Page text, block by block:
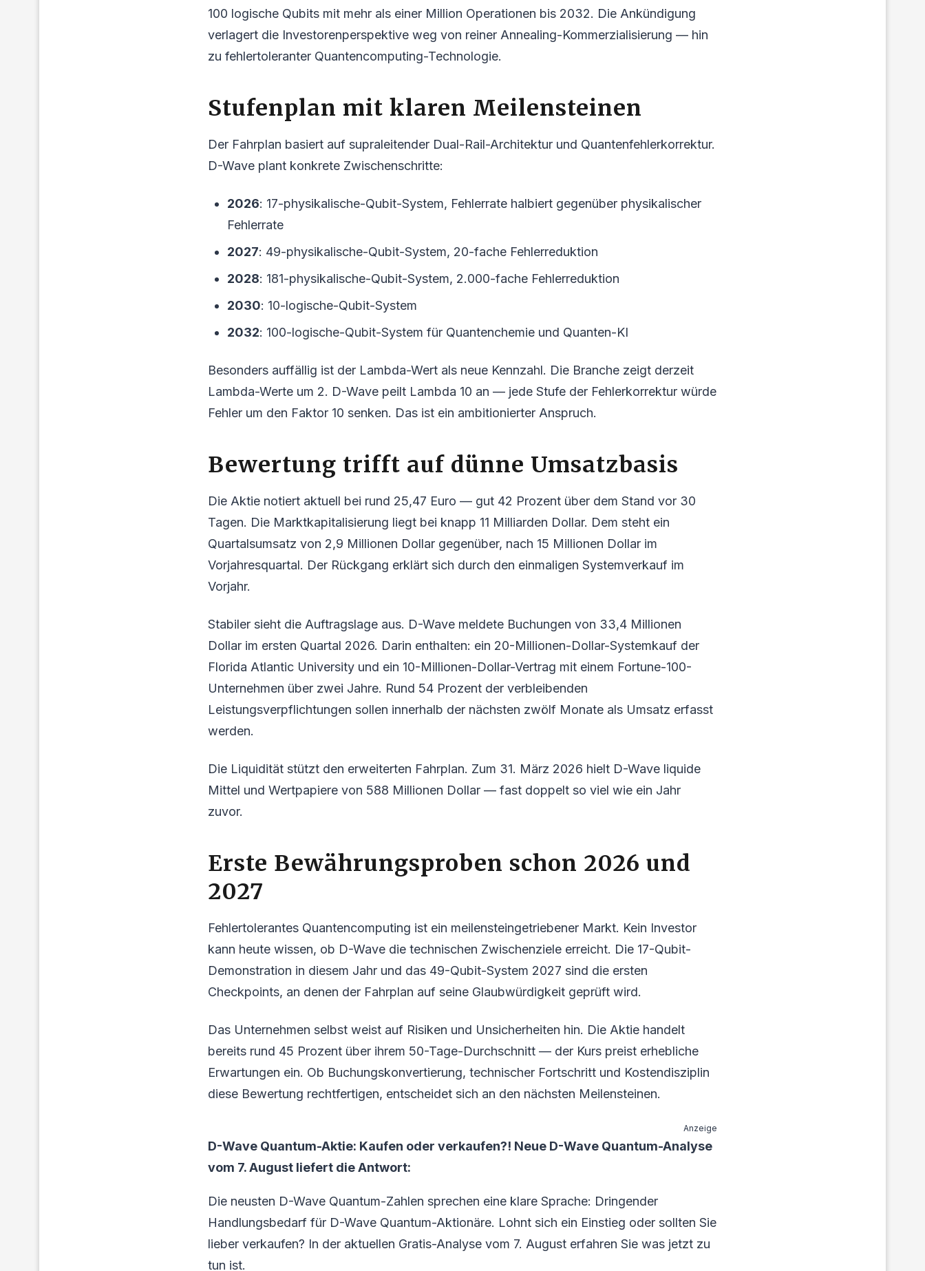
100 logische Qubits mit mehr als einer Million Operationen bis 2032. Die Ankündigung
verlagert die Investorenperspektive weg von reiner Annealing-Kommerzialisierung — hin
zu fehlertoleranter Quantencomputing-Technologie.
Stufenplan mit klaren Meilensteinen
Der Fahrplan basiert auf supraleitender Dual-Rail-Architektur und Quantenfehlerkorrektur.
D-Wave plant konkrete Zwischenschritte:
2026: 17-physikalische-Qubit-System, Fehlerrate halbiert gegenüber physikalischer
Fehlerrate
2027: 49-physikalische-Qubit-System, 20-fache Fehlerreduktion
2028: 181-physikalische-Qubit-System, 2.000-fache Fehlerreduktion
2030: 10-logische-Qubit-System
2032: 100-logische-Qubit-System für Quantenchemie und Quanten-KI
Besonders auffällig ist der Lambda-Wert als neue Kennzahl. Die Branche zeigt derzeit
Lambda-Werte um 2. D-Wave peilt Lambda 10 an — jede Stufe der Fehlerkorrektur würde
Fehler um den Faktor 10 senken. Das ist ein ambitionierter Anspruch.
Bewertung trifft auf dünne Umsatzbasis
Die Aktie notiert aktuell bei rund 25,47 Euro — gut 42 Prozent über dem Stand vor 30
Tagen. Die Marktkapitalisierung liegt bei knapp 11 Milliarden Dollar. Dem steht ein
Quartalsumsatz von 2,9 Millionen Dollar gegenüber, nach 15 Millionen Dollar im
Vorjahresquartal. Der Rückgang erklärt sich durch den einmaligen Systemverkauf im
Vorjahr.
Stabiler sieht die Auftragslage aus. D-Wave meldete Buchungen von 33,4 Millionen
Dollar im ersten Quartal 2026. Darin enthalten: ein 20-Millionen-Dollar-Systemkauf der
Florida Atlantic University und ein 10-Millionen-Dollar-Vertrag mit einem Fortune-100-
Unternehmen über zwei Jahre. Rund 54 Prozent der verbleibenden
Leistungsverpflichtungen sollen innerhalb der nächsten zwölf Monate als Umsatz erfasst
werden.
Die Liquidität stützt den erweiterten Fahrplan. Zum 31. März 2026 hielt D-Wave liquide
Mittel und Wertpapiere von 588 Millionen Dollar — fast doppelt so viel wie ein Jahr
zuvor.
Erste Bewährungsproben schon 2026 und
2027
Fehlertolerantes Quantencomputing ist ein meilensteingetriebener Markt. Kein Investor
kann heute wissen, ob D-Wave die technischen Zwischenziele erreicht. Die 17-Qubit-
Demonstration in diesem Jahr und das 49-Qubit-System 2027 sind die ersten
Checkpoints, an denen der Fahrplan auf seine Glaubwürdigkeit geprüft wird.
Das Unternehmen selbst weist auf Risiken und Unsicherheiten hin. Die Aktie handelt
bereits rund 45 Prozent über ihrem 50-Tage-Durchschnitt — der Kurs preist erhebliche
Erwartungen ein. Ob Buchungskonvertierung, technischer Fortschritt und Kostendisziplin
diese Bewertung rechtfertigen, entscheidet sich an den nächsten Meilensteinen.
Anzeige
D-Wave Quantum-Aktie: Kaufen oder verkaufen?! Neue D-Wave Quantum-Analyse
vom 7. August liefert die Antwort:
Die neusten D-Wave Quantum-Zahlen sprechen eine klare Sprache: Dringender
Handlungsbedarf für D-Wave Quantum-Aktionäre. Lohnt sich ein Einstieg oder sollten Sie
lieber verkaufen? In der aktuellen Gratis-Analyse vom 7. August erfahren Sie was jetzt zu
tun ist.